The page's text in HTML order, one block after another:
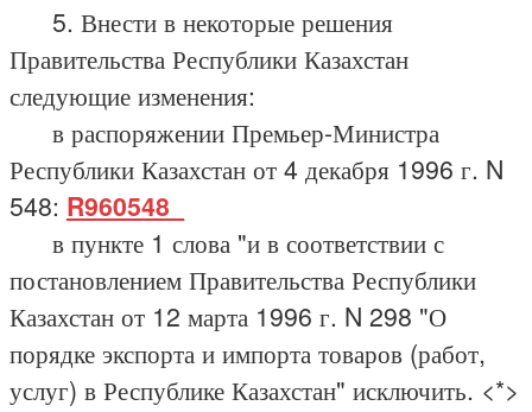
5. Внести в некоторые решения
Правительства Республики Казахстан
следующие изменения:
в распоряжении Премьер-Министра
Республики Казахстан от 4 декабря 1996 г. N
548: R960548_
в пункте 1 слова "и в соответствии с
постановлением Правительства Республики
Казахстан от 12 марта 1996 г. N 298 "О
порядке экспорта и импорта товаров (работ,
услуг) в Республике Казахстан" исключить. <*>